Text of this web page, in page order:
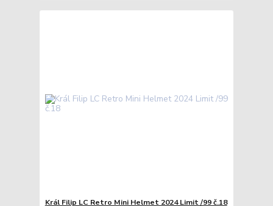
Král Filip LC Retro Mini Helmet 2024 Limit /99 č.18